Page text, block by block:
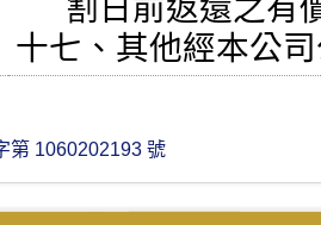
十七、其他經本公
第 1060202193 號